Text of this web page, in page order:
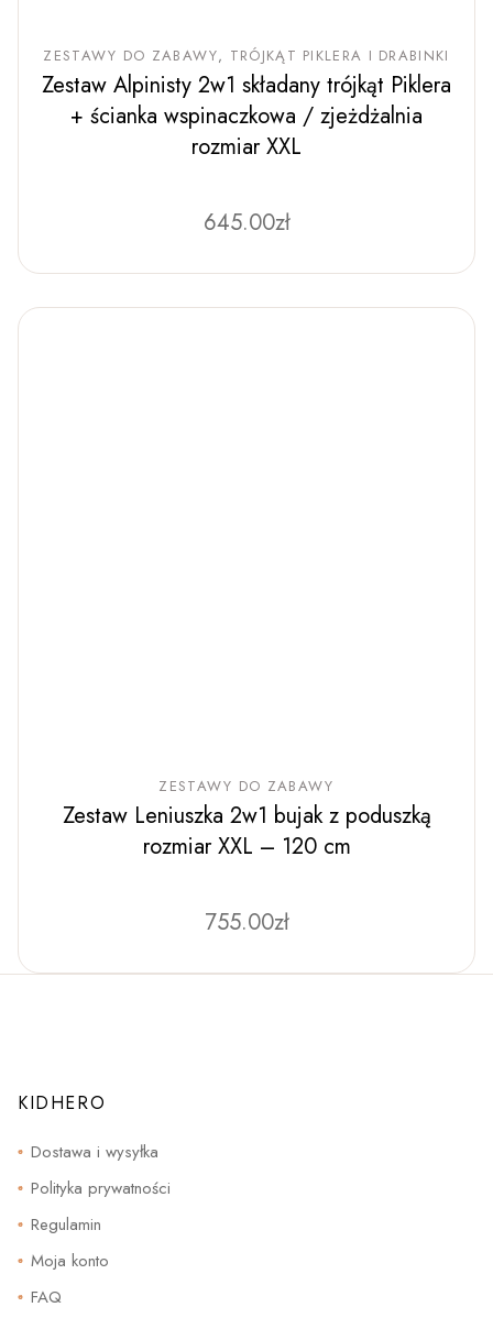
ZESTAWY DO ZABAWY TRÓJKĄT PIKLERA I DRABINKI
Zestaw Alpinisty 2w1 składany trójkąt Piklera
+ ścianka wspinaczkowa / zjeżdżalnia
rozmiar XXL
645.00zł
Ten
produkt
wiele
Opcje
ZESTAWY DO ZABAWY
Zestaw Leniuszka 2w1 bujak z poduszką
rozmiar XXL – 120 cm
755.00zł
Ten
produkt
wiele
KIDHERO
Dostawa i wysyłka
Polityka prywatności
Regulamin
Moja konto
FAQ